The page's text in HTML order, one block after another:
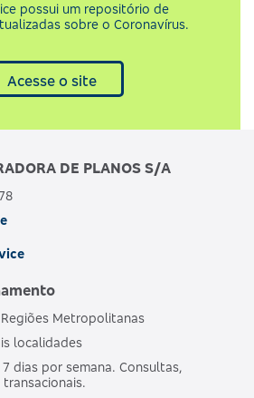
possui um repositório de
sobre o Coronavírus.
Acesse o site
DE PLANOS S/A
Metropolitanas
localidades
dias por semana. Consultas,